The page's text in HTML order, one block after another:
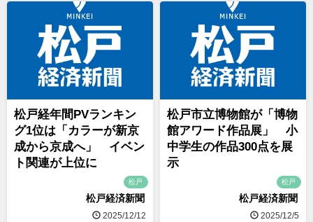
松戸経年間PVランキン
グ1位は「カラーが新京
成から京成へ」 イベン
ト関連が上位に
松戸
松戸経済新聞
2025/12/12
松戸市立博物館が「博物
館アワード作品展」 小
中学生の作品300点を展
示
松戸
松戸経済新聞
2025/12/5